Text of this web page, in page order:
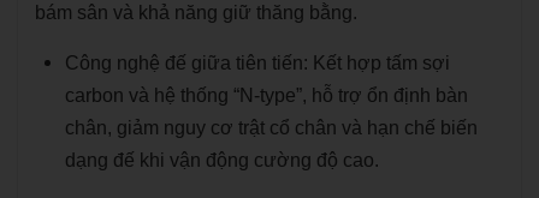
bám sân và khả năng giữ thăng bằng.
Công nghệ đế giữa tiên tiến: Kết hợp tấm sợi
carbon và hệ thống “N-type”, hỗ trợ ổn định bàn
chân, giảm nguy cơ trật cổ chân và hạn chế biến
dạng đế khi vận động cường độ cao.